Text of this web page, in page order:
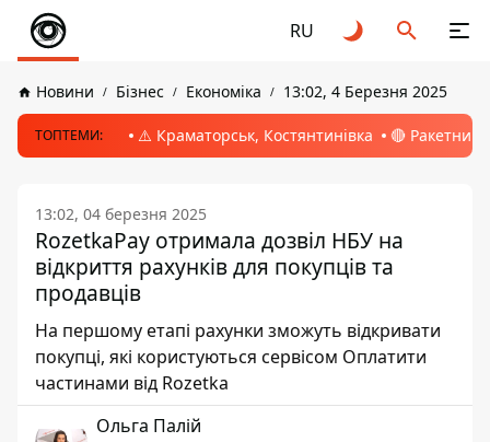
RU
Новини Бізнес Економіка 13:02, 4 Березня 2025
ТОПТЕМИ: ⚠️ Краматорськ, Костянтинівка 🔴 Ракетний
13:02, 04 березня 2025
RozetkaPay отримала дозвіл НБУ на
відкриття рахунків для покупців та
продавців
На першому етапі рахунки зможуть відкривати
покупці, які користуються сервісом Оплатити
частинами від Rozetka
Ольга Палій